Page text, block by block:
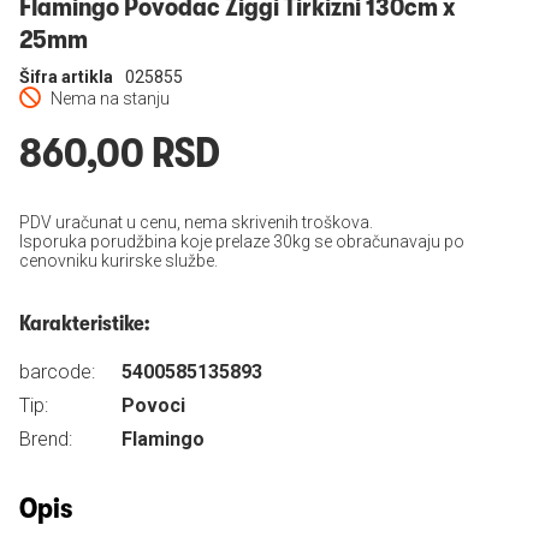
Flamingo Povodac Ziggi Tirkizni 130cm x
25mm
Nema na stanju
Šifra artikla 025855
860,00 RSD
PDV uračunat u cenu, nema skrivenih troškova.
Isporuka porudžbina koje prelaze 30kg se obračunavaju po
cenovniku kurirske službe.
Karakteristike:
barcode:
5400585135893
Tip:
Povoci
Brend:
Flamingo
Opis